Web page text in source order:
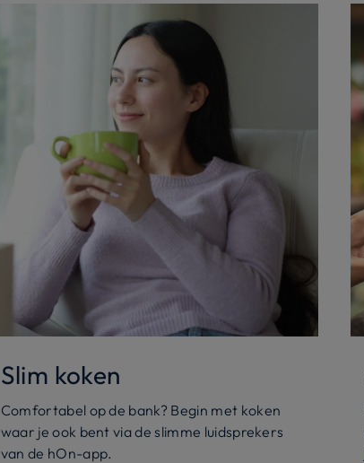
Slim koken
Comfortabel op de bank? Begin met koken
waar je ook bent via de slimme luidsprekers
van de hOn-app.